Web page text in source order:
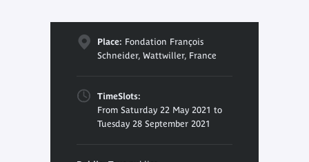
Place: Fondation François
Schneider, Wattwiller, France
TimeSlots:
From Saturday 22 May 2021 to
Tuesday 28 September 2021